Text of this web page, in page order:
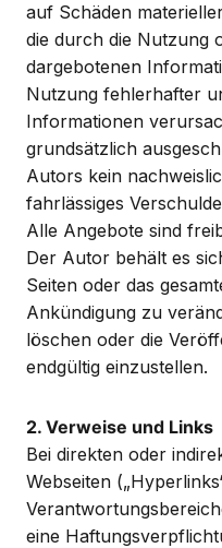
auf Schäden
die durch die Nutzung
dargebotenen
Nutzung fehlerhafter
Informationen
grundsätzlich
Autors kein
fahrlässiges
Alle Angebote sind
Der Autor behält es
Seiten oder das
Ankündigung zu
löschen oder die
endgültig einzustellen.
2. Verweise und Links
Bei direkten oder
Webseiten
eine